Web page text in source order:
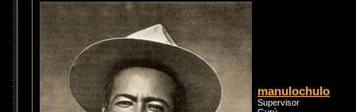
manulochulo
Supervisor